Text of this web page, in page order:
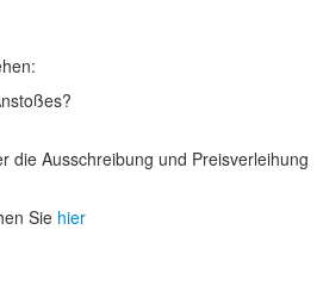
die Ausschreibung und Preisverleihung
Sie hier